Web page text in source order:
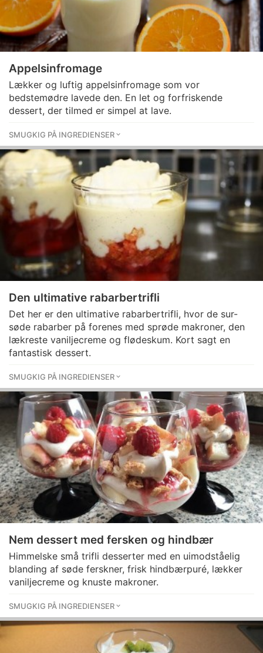
Appelsinfromage
Lækker og luftig appelsinfromage som vor
bedstemødre lavede den. En let og forfriskende
dessert, der tilmed er simpel at lave.
SMUGKIG PÅ INGREDIENSER
Den ultimative rabarbertrifli
Det her er den ultimative rabarbertrifli, hvor de sur-
søde rabarber på forenes med sprøde makroner, den
lækreste vaniljecreme og flødeskum. Kort sagt en
fantastisk dessert.
SMUGKIG PÅ INGREDIENSER
Nem dessert med fersken og hindbær
Himmelske små trifli desserter med en uimodståelig
blanding af søde ferskner, frisk hindbærpuré, lækker
vaniljecreme og knuste makroner.
SMUGKIG PÅ INGREDIENSER